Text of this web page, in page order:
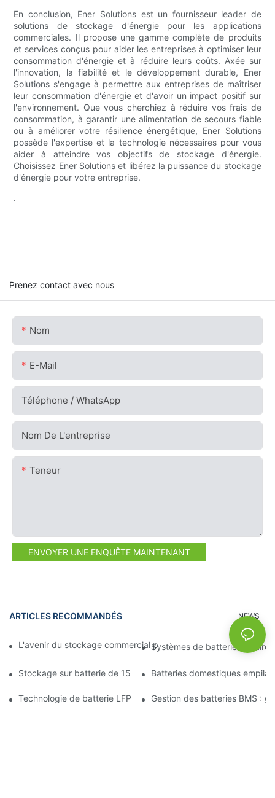
En conclusion, Ener Solutions est un fournisseur leader de
solutions de stockage d'énergie pour les applications
commerciales. Il propose une gamme complète de produits
et services conçus pour aider les entreprises à optimiser leur
consommation d'énergie et à réduire leurs coûts. Axée sur
l'innovation, la fiabilité et le développement durable, Ener
Solutions s'engage à permettre aux entreprises de maîtriser
leur consommation d'énergie et d'avoir un impact positif sur
l'environnement. Que vous cherchiez à réduire vos frais de
consommation, à garantir une alimentation de secours fiable
ou à améliorer votre résilience énergétique, Ener Solutions
possède l'expertise et la technologie nécessaires pour vous
aider à atteindre vos objectifs de stockage d'énergie.
Choisissez Ener Solutions et libérez la puissance du stockage
d'énergie pour votre entreprise.
.
Prenez contact avec nous
Nom
E-Mail
Téléphone / WhatsApp
Nom De L'entreprise
Teneur
ENVOYER UNE ENQUÊTE MAINTENANT
ARTICLES RECOMMANDÉS NEWS
L'avenir du stockage commercial par batterie : tendances et
Systèmes de batteries
Stockage sur batterie de 15 kW : alimentez votre avenir en
Batteries domestiques
Technologie de batterie LFP : un choix durable pour le
Gestion des batteries BMS :